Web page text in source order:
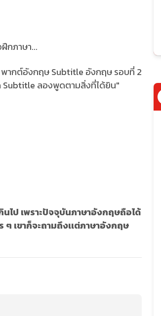
กภาษา...
พากต์อังกฤษ Subtitle อังกฤษ รอบที่ 2
Subtitle ลองพูดตามสิ่งที่ได้ยิน"
ไป เพราะปัจจุบันภาษาอังกฤษถือได้
เขาก็จะถามถึงเเต่ภาษาอังกฤษ